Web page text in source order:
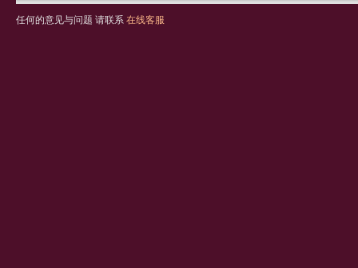
任何的意见与问题 请联系 在线客服